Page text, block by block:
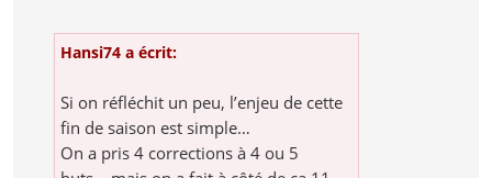
Hansi74 a écrit:
Si on réfléchit un peu, l’enjeu de cette
fin de saison est simple…
On a pris 4 corrections à 4 ou 5